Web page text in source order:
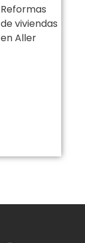
Reformas
de viviendas
en Aller